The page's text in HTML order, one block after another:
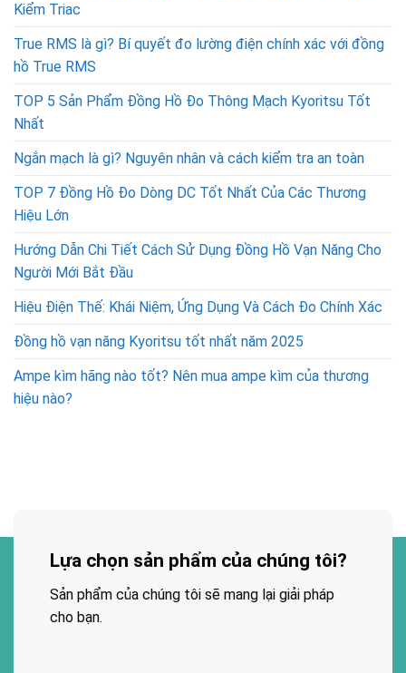
Kiểm Triac
True RMS là gì? Bí quyết đo lường điện chính xác với đồng
hồ True RMS
TOP 5 Sản Phẩm Đồng Hồ Đo Thông Mạch Kyoritsu Tốt
Nhất
Ngắn mạch là gì? Nguyên nhân và cách kiểm tra an toàn
TOP 7 Đồng Hồ Đo Dòng DC Tốt Nhất Của Các Thương
Hiệu Lớn
Hướng Dẫn Chi Tiết Cách Sử Dụng Đồng Hồ Vạn Năng Cho
Người Mới Bắt Đầu
Hiệu Điện Thế: Khái Niệm, Ứng Dụng Và Cách Đo Chính Xác
Đồng hồ vạn năng Kyoritsu tốt nhất năm 2025
Ampe kìm hãng nào tốt? Nên mua ampe kìm của thương
hiệu nào?
Lựa chọn sản phẩm của chúng tôi?
Sản phẩm của chúng tôi sẽ mang lại giải pháp
cho bạn.